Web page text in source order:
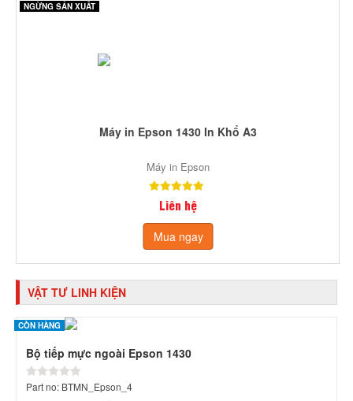
NGỪNG SẢN XUẤT
Máy in Epson 1430 In Khổ A3
Máy in Epson
Liên hệ
Mua ngay
VẬT TƯ LINH KIỆN
CÒN HÀNG
Bộ tiếp mực ngoài Epson 1430
Part no: BTMN_Epson_4